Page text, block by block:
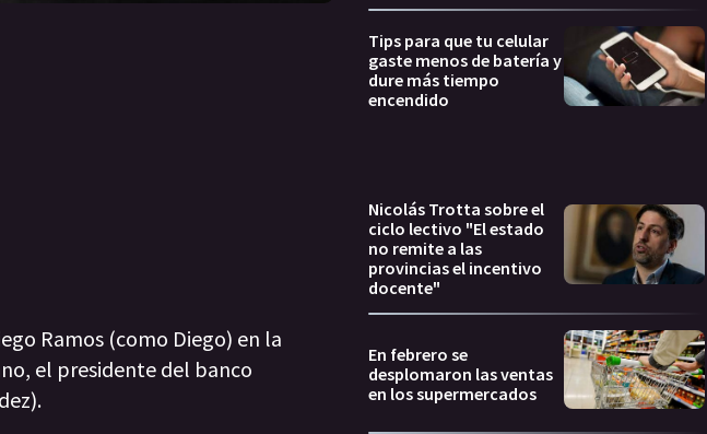
Ramos (como Diego) en la
el presidente del banco
Tips para que tu celular
gaste menos de batería y
dure más tiempo
encendido
Nicolás Trotta sobre el
ciclo lectivo "El estado
no remite a las
provincias el incentivo
docente"
En febrero se
desplomaron las ventas
en los supermercados